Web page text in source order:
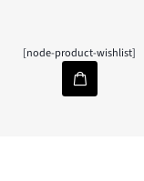
[node-product-wishlist]